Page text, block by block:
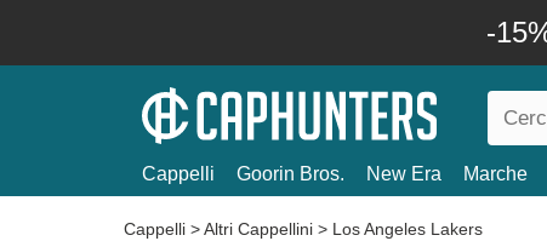
-
Cappelli Goorin Bros. New Era Marche
Cappelli >Altri Cappellini > Los Angeles Lakers